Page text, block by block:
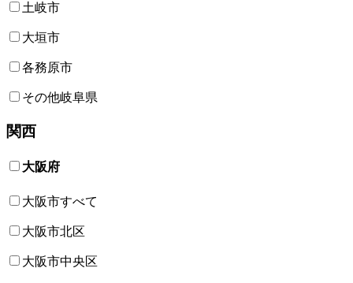
土岐市
大垣市
各務原市
その他岐阜県
関西
大阪府
大阪市すべて
大阪市北区
大阪市中央区